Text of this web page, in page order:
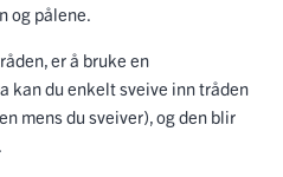
og pålene.
er å bruke en
kan du enkelt sveive inn tråden
mens du sveiver), og den blir